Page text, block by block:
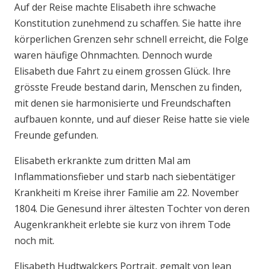
Auf der Reise machte Elisabeth ihre schwache
Konstitution zunehmend zu schaffen. Sie hatte ihre
körperlichen Grenzen sehr schnell erreicht, die Folge
waren häufige Ohnmachten. Dennoch wurde
Elisabeth due Fahrt zu einem grossen Glück. Ihre
grösste Freude bestand darin, Menschen zu finden,
mit denen sie harmonisierte und Freundschaften
aufbauen konnte, und auf dieser Reise hatte sie viele
Freunde gefunden.
Elisabeth erkrankte zum dritten Mal am
Inflammationsfieber und starb nach siebentätiger
Krankheiti m Kreise ihrer Familie am 22. November
1804. Die Genesund ihrer ältesten Tochter von deren
Augenkrankheit erlebte sie kurz von ihrem Tode
noch mit.
Elisabeth Hudtwalckers Portrait, gemalt von Jean